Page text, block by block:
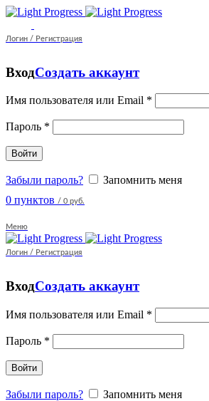
Логин / Регистрация
ВходСоздать аккаунт
Имя пользователя или Email *
Пароль *
Войти
Забыли пароль?
Запомнить меня
0 пунктов / 0 руб.
Меню
Логин / Регистрация
ВходСоздать аккаунт
Имя пользователя или Email *
Пароль *
Войти
Забыли пароль?
Запомнить меня